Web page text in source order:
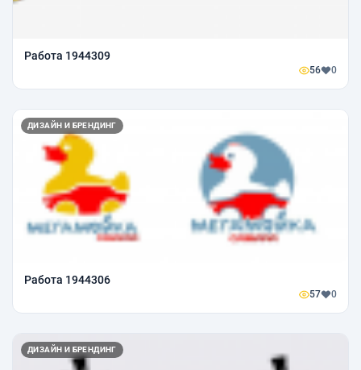
Работа 1944309
56 0
ДИЗАЙН И БРЕНДИНГ
Работа 1944306
57 0
ДИЗАЙН И БРЕНДИНГ